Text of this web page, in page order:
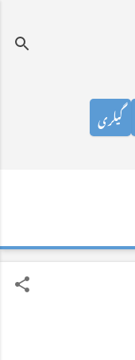
گیلری